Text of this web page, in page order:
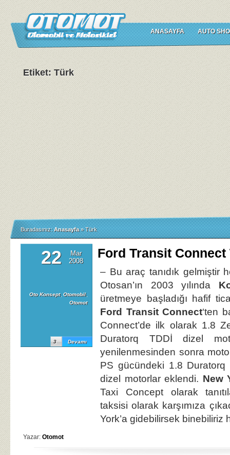
ANASAYFA AUTO
Etiket: Türk
Buradasınız: Anasayfa » Türk
22
Mar
2008
Oto Konsept, Otomobil,
Otomot
Devamı
3
Ford Transit Connect
– Bu araç tanıdık gelmiştir
Otosan’ın 2003 yılında
üretmeye başladığı hafif
Ford Transit Connect‘ten
Connect’de ilk olarak 1.8
Duratorq TDDİ dizel
yenilenmesinden sonra
PS gücündeki 1.8 Duratorq
dizel motorlar eklendi. New
Taxi Concept olarak
taksisi olarak karşımıza
York’a gidebilirsek binebiliriz
Yazar: Otomot